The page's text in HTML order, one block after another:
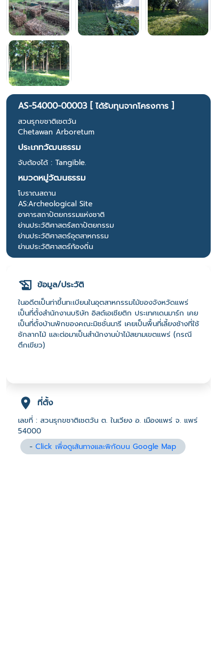
AS-54000-00003 [ ได้รับทุนจากโครงการ ]
สวนรุกขชาติเชตวัน
Chetawan Arboretum
ประเภทวัฒนธรรม
จับต้องได้ : Tangible.
หมวดหมู่วัฒนธรรม
โบราณสถาน
AS:Archeological Site
อาคารสถาปัตยกรรมแห่งชาติ
ย่านประวัติศาสตร์สถาปัตยกรรม
ย่านประวัติศาสตร์อุตสาหกรรม
ย่านประวัติศาสตร์ท้องถิ่น
ข้อมูล/ประวัติ
ในอดีตเป็นท่าขึ้นทะเบียนในอุตสาหกรรมไม้ของจังหวัดแพร่
เป็นที่ตั้งสำนักงานบริษัท อิสต์เอเชียติก ประเทศเดนมาร์ก เคย
เป็นที่ตั้งบ้านพักของคณะมิชชั่นนารี เคยเป็นพื้นที่เลี้ยงช้างที่ใช้
ชักลากไม้ และต่อมาเป็นสำนักงานป่าไม้สยามเขตแพร่ (กรณี
ตึกเขียว)
ที่ตั้ง
เลขที่ : สวนรุกขชาติเชตวัน ต. ในเวียง อ. เมืองแพร่ จ. แพร่
54000
-Click เพื่อดูเส้นทางและพิกัดบน Google Map